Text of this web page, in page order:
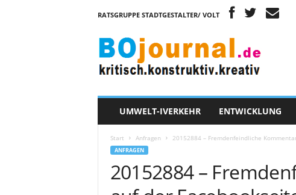
RATSGRUPPE STADTGESTALTER/ VOLT
O
o
UMWELT-IVERKEHR ENTWICKLUNG
Start Anfragen 20152884 – Fremdenfeindliche
ANFRAGEN
20152884 –